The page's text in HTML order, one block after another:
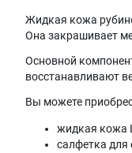
Жидкая кожа
Она закрашивает
Основной
восстанавливают
Вы можете
жидкая кожа
салфетка для